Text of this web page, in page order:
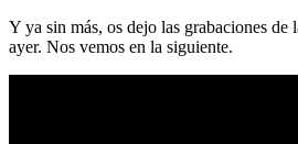
Y ya sin más, os dejo las grabaciones de
ayer. Nos vemos en la siguiente.